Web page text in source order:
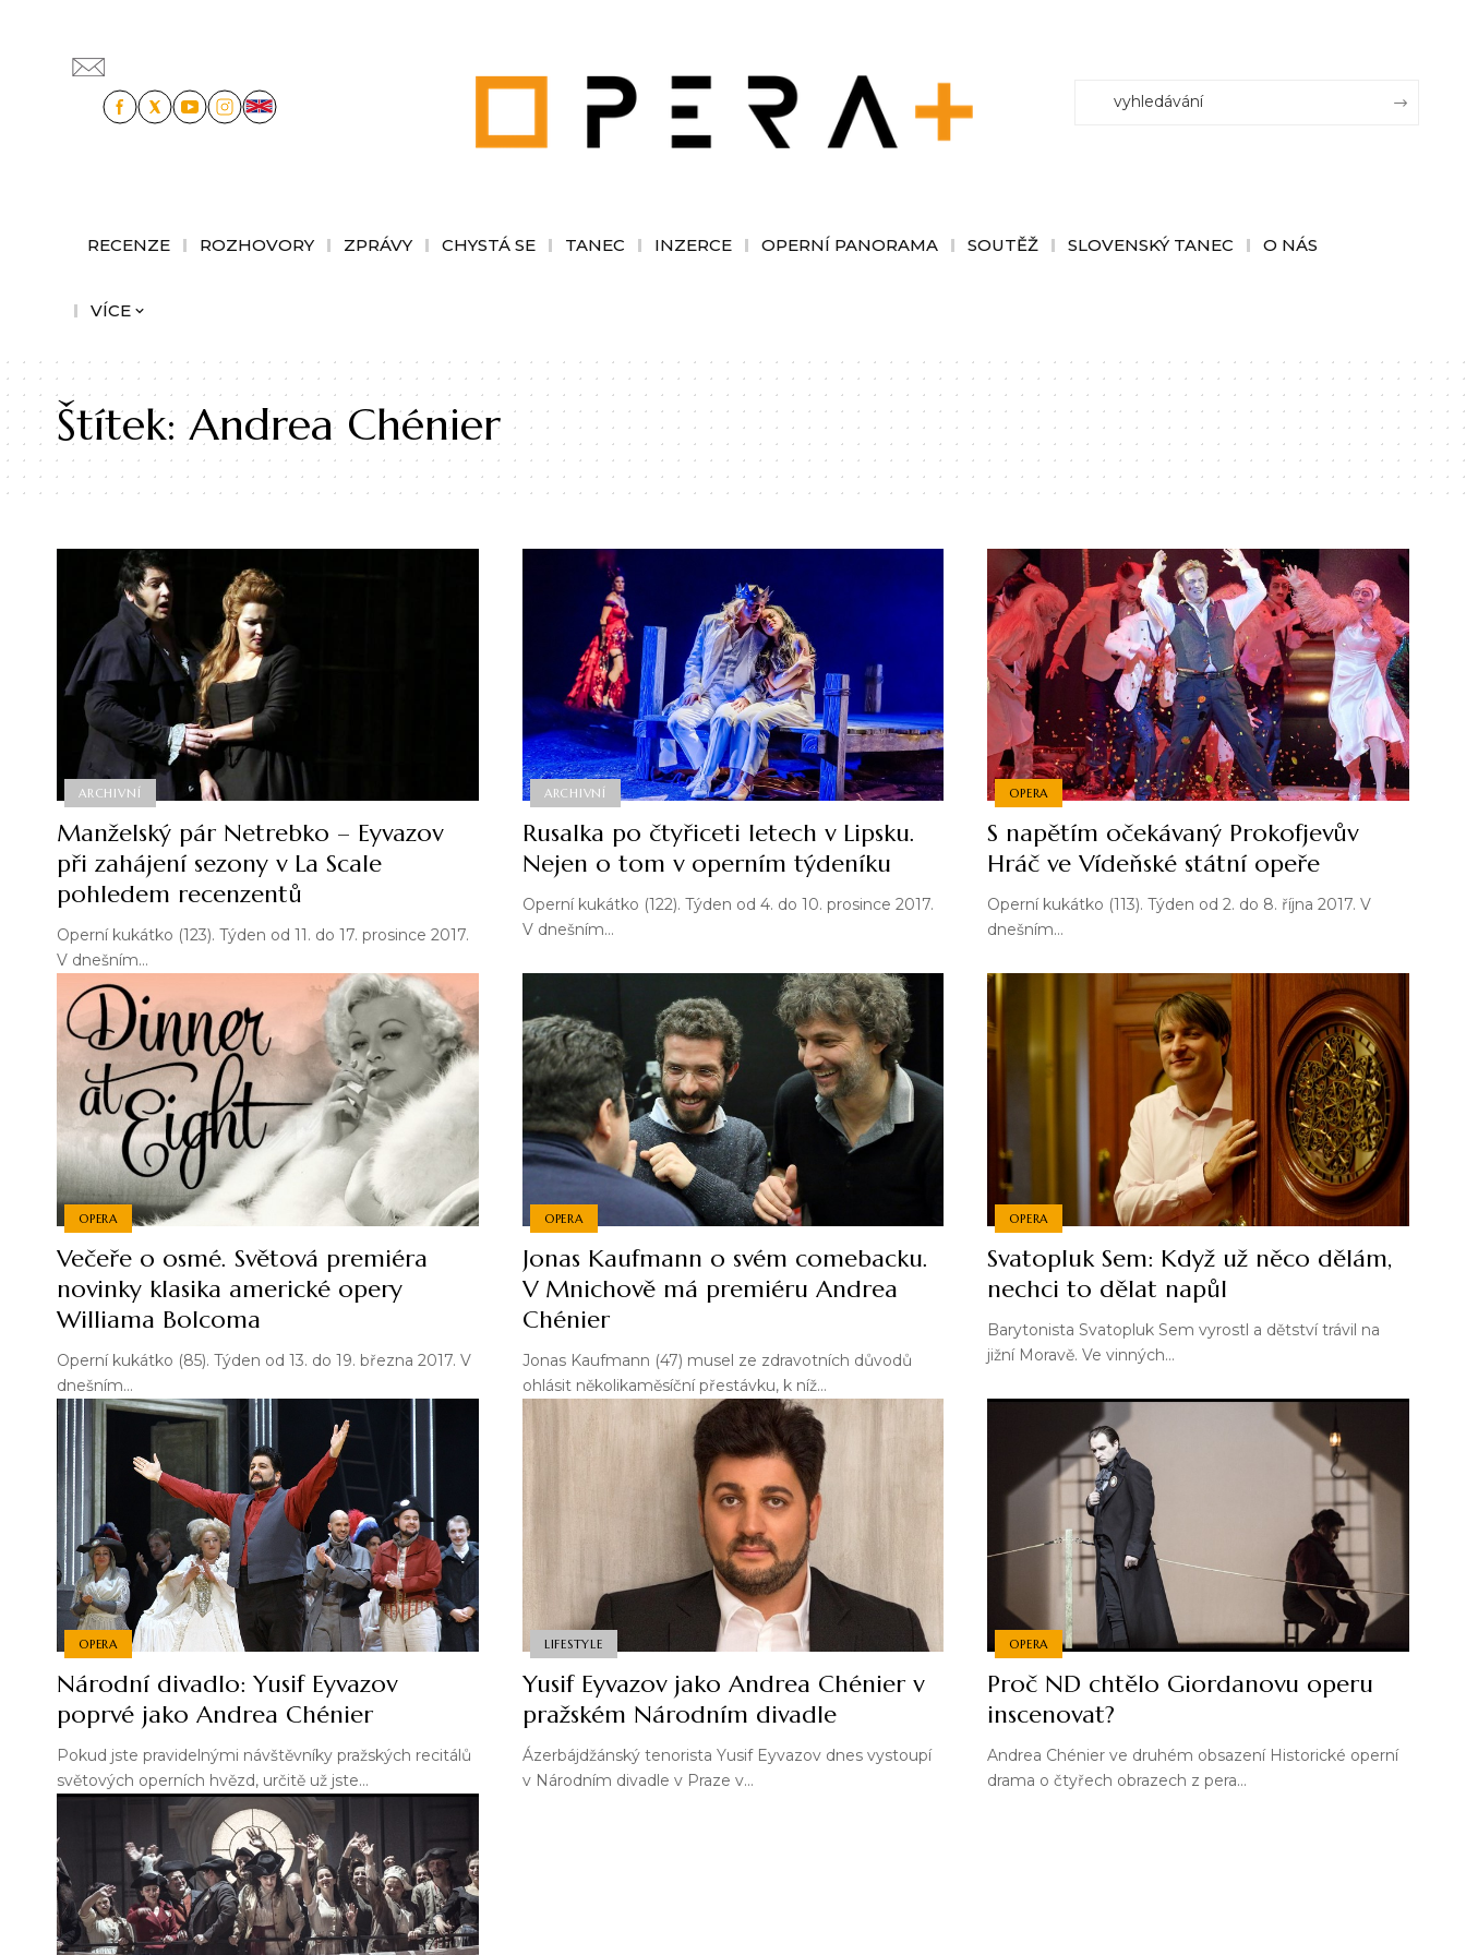
RECENZE ROZHOVORY ZPRÁVY CHYSTÁ SE TANEC INZERCE OPERNÍ PANORAMA SOUTĚŽ SLOVENSKÝ TANEC O NÁS
VÍCE
Štítek:Andrea Chénier
ARCHIVNÍ
Manželský pár Netrebko – Eyvazov
při zahájení sezony v La Scale
pohledem recenzentů
Operní kukátko (123). Týden od 11. do 17. prosince 2017.
V dnešním…
ARCHIVNÍ
Rusalka po čtyřiceti letech v Lipsku.
Nejen o tom v operním týdeníku
Operní kukátko (122). Týden od 4. do 10. prosince 2017.
V dnešním…
OPERA
S napětím očekávaný Prokofjevův
Hráč ve Vídeňské státní opeře
Operní kukátko (113). Týden od 2. do 8. října 2017. V
dnešním…
OPERA
Večeře o osmé. Světová premiéra
novinky klasika americké opery
Williama Bolcoma
Operní kukátko (85). Týden od 13. do 19. března 2017. V
dnešním…
OPERA
Jonas Kaufmann o svém comebacku.
V Mnichově má premiéru Andrea
Chénier
Jonas Kaufmann (47) musel ze zdravotních důvodů
ohlásit několikaměsíční přestávku, k níž…
OPERA
Svatopluk Sem: Když už něco dělám,
nechci to dělat napůl
Barytonista Svatopluk Sem vyrostl a dětství trávil na
jižní Moravě. Ve vinných…
OPERA
Národní divadlo: Yusif Eyvazov
poprvé jako Andrea Chénier
Pokud jste pravidelnými návštěvníky pražských recitálů
světových operních hvězd, určitě už jste…
LIFESTYLE
Yusif Eyvazov jako Andrea Chénier v
pražském Národním divadle
Ázerbájdžánský tenorista Yusif Eyvazov dnes vystoupí
v Národním divadle v Praze v…
OPERA
Proč ND chtělo Giordanovu operu
inscenovat?
Andrea Chénier ve druhém obsazení Historické operní
drama o čtyřech obrazech z pera…